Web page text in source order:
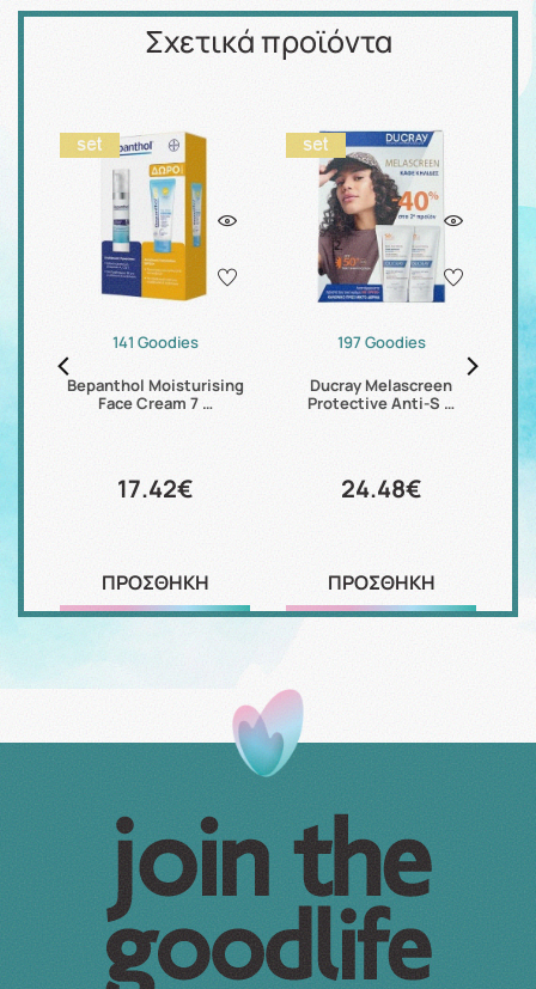
Σχετικά προϊόντα
141 Goodies
Bepanthol Moisturising
Face Cream 7 …
17.42€
ΠΡΟΣΘΗΚΗ
197 Goodies
Ducray Melascreen
Protective Anti-S …
24.48€
ΠΡΟΣΘΗΚΗ